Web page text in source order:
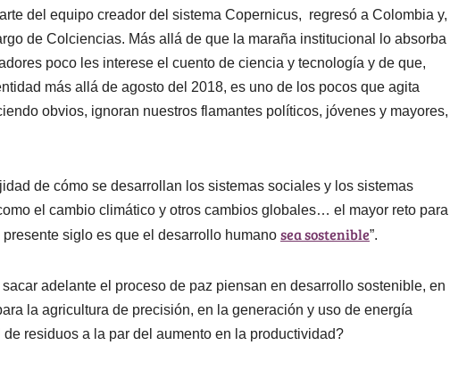
del equipo creador del sistema Copernicus, regresó a Colombia y,
de Colciencias. Más allá de que la maraña institucional lo absorba
poco les interese el cuento de ciencia y tecnología y de que,
más allá de agosto del 2018, es uno de los pocos que agita
obvios, ignoran nuestros flamantes políticos, jóvenes y mayores,
de cómo se desarrollan los sistemas sociales y los sistemas
el cambio climático y otros cambios globales… el mayor reto para
siglo es que el desarrollo humano sea sostenible”.
adelante el proceso de paz piensan en desarrollo sostenible, en
la agricultura de precisión, en la generación y uso de energía
residuos a la par del aumento en la productividad?